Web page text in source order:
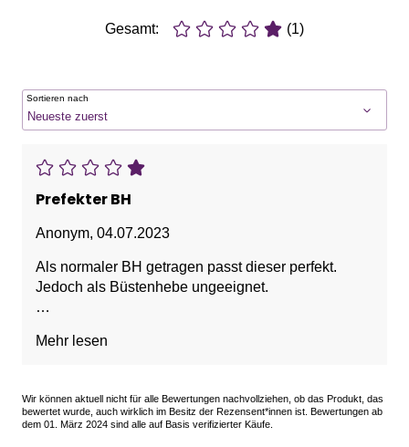
Gesamt: (1)
Sortieren nach
Prefekter BH
Anonym, 04.07.2023
Als normaler BH getragen passt dieser perfekt.
Jedoch als Büstenhebe ungeeignet.
BH
Mehr lesen
Wir können aktuell nicht für alle Bewertungen nachvollziehen, ob das Produkt, das
bewertet wurde, auch wirklich im Besitz der Rezensent*innen ist. Bewertungen ab
dem 01. März 2024 sind alle auf Basis verifizierter Käufe.